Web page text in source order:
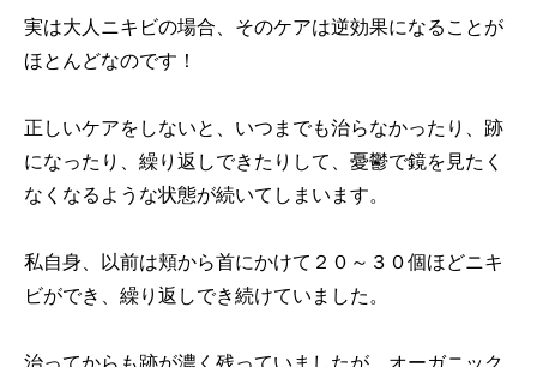
実は大人ニキビの場合、そのケアは逆効果になることが
ほとんどなのです！
正しいケアをしないと、いつまでも治らなかったり、跡
になったり、繰り返しできたりして、憂鬱で鏡を見たく
なくなるような状態が続いてしまいます。
私自身、以前は頬から首にかけて２０～３０個ほどニキ
ビができ、繰り返しでき続けていました。